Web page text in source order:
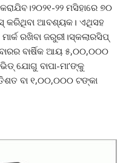
୨୨ ମସିହାରେ ୭୦
କରିଥିବା ଆବଶ୍ୟକ। ଏଥିସହ
ରଖିବା ଜରୁରୀ।ସ୍କଲାରସିପ୍‌
ବାର୍ଷିକ ଆୟ ୫,୦୦,୦୦୦
ଯୋଗୁ ବାପା-ମା’ଙ୍କୁ
ବା ୧,୦୦,୦୦୦ ଟଙ୍କା